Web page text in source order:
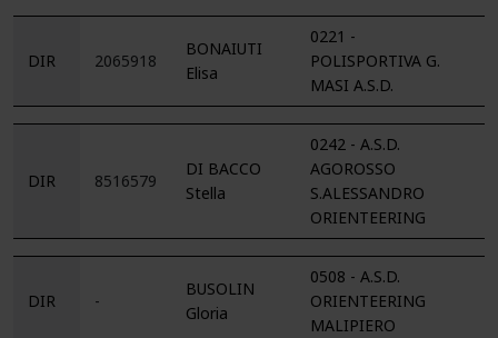
DIR 2065918
BONAIUTI
Elisa
0221 -
POLISPORTIVA G.
MASI A.S.D.
DIR 8516579
DI BACCO
Stella
0242 - A.S.D.
AGOROSSO
S.ALESSANDRO
ORIENTEERING
DIR -
BUSOLIN
Gloria
0508 - A.S.D.
ORIENTEERING
MALIPIERO